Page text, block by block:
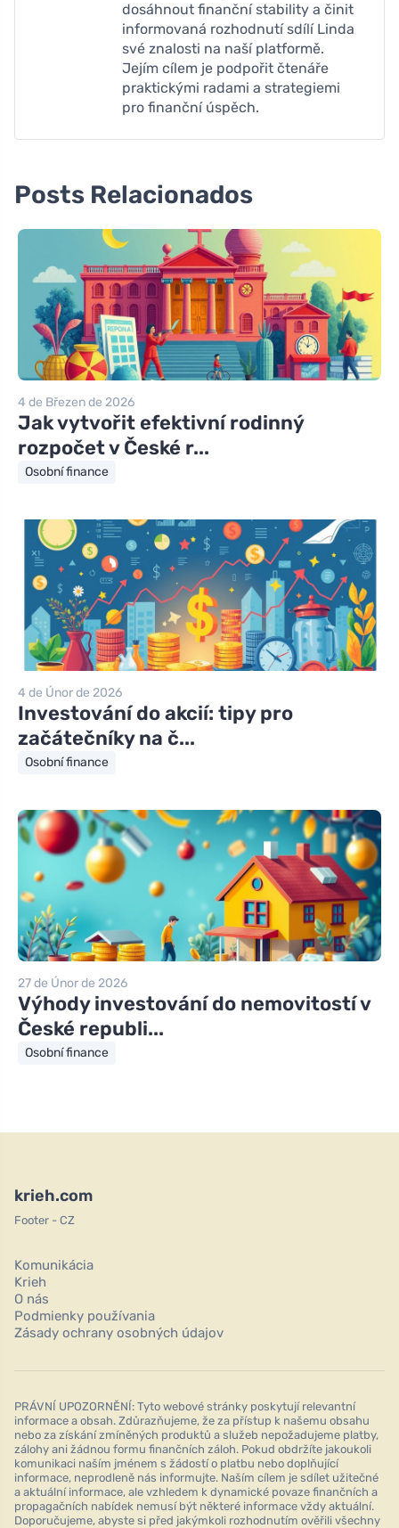
dosáhnout finanční stability a činit
informovaná rozhodnutí sdílí Linda
své znalosti na naší platformě.
Jejím cílem je podpořit čtenáře
praktickými radami a strategiemi
pro finanční úspěch.
Posts Relacionados
4 de Březen de 2026
Jak vytvořit efektivní rodinný
rozpočet v České r...
Osobní finance
4 de Únor de 2026
Investování do akcií: tipy pro
začátečníky na č...
Osobní finance
27 de Únor de 2026
Výhody investování do nemovitostí v
České republi...
Osobní finance
krieh.com
Footer - CZ
Komunikácia
Krieh
O nás
Podmienky používania
Zásady ochrany osobných údajov
PRÁVNÍ UPOZORNĚNÍ: Tyto webové stránky poskytují relevantní
informace a obsah. Zdůrazňujeme, že za přístup k našemu obsahu
nebo za získání zmíněných produktů a služeb nepožadujeme platby,
zálohy ani žádnou formu finančních záloh. Pokud obdržíte jakoukoli
komunikaci naším jménem s žádostí o platbu nebo doplňující
informace, neprodleně nás informujte. Naším cílem je sdílet užitečné
a aktuální informace, ale vzhledem k dynamické povaze finančních a
propagačních nabídek nemusí být některé informace vždy aktuální.
Doporučujeme, abyste si před jakýmkoli rozhodnutím ověřili všechny